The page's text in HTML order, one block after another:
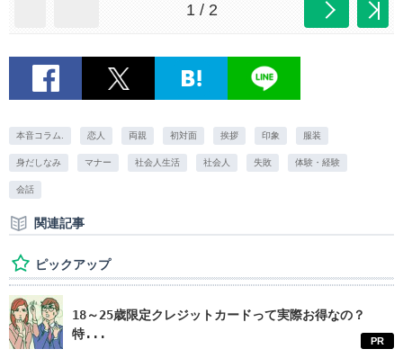
1 / 2
本音コラム. 恋人 両親 初対面 挨拶 印象 服装
身だしなみ マナー 社会人生活 社会人 失敗 体験・経験
会話
関連記事
ピックアップ
18～25歳限定クレジットカードって実際お得なの？
特...
PR